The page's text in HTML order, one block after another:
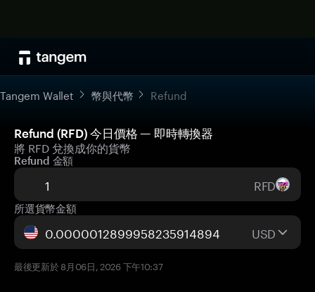
Tangem Wallet 幣與代幣 Refund
Refund (RFD) 今日價格 — 即時轉換器
將 RFD 兌換成你的貨幣
Refund 金額
RFD
所選貨幣金額
USD
最後更新於 8月06日, 2026 下午10:37